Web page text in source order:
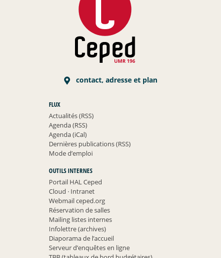
contact, adresse et plan
FLUX
Actualités (RSS)
Agenda (RSS)
Agenda (iCal)
Dernières publications (RSS)
Mode d’emploi
OUTILS INTERNES
Portail HAL Ceped
Cloud ·Intranet
Webmail ceped.org
Réservation de salles
Mailing listes internes
Infolettre (archives)
Diaporama de l’accueil
Serveur d’enquêtes en ligne